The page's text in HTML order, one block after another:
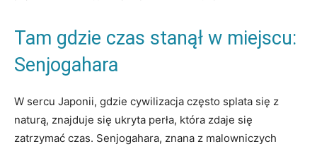
Tam gdzie czas stanął w miejscu:
Senjogahara
W sercu Japonii, gdzie cywilizacja często splata się z
naturą, znajduje się ukryta perła, która zdaje się
zatrzymać czas. Senjogahara, znana z malowniczych